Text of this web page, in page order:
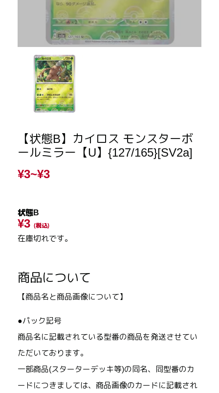
【状態B】カイロス モンスターボ
ールミラー【U】{127/165}[SV2a]
¥3~¥3
状態B
¥3 (税込)
在庫切れです。
商品について
【商品名と商品画像について】
●パック記号
商品名に記載されている型番の商品を発送させてい
ただいております。
一部商品(スターターデッキ等)の同名、同型番のカ
ードにつきましては、商品画像のカードに記載され